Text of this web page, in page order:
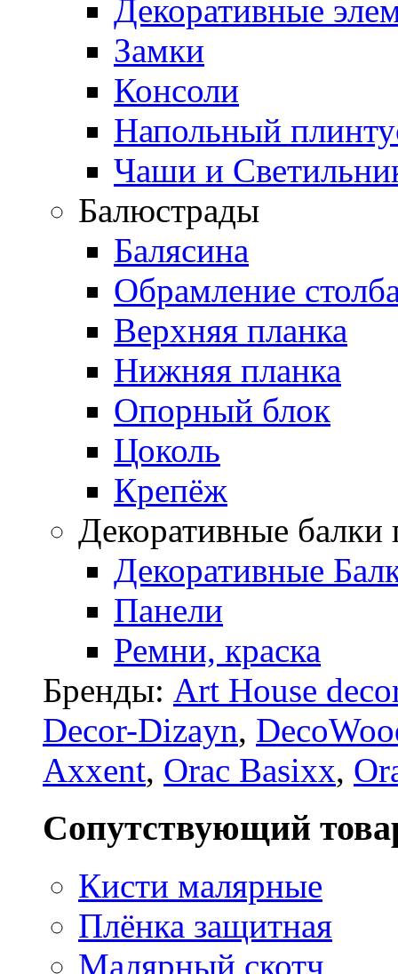
Декоративные
Замки
Консоли
Напольный
Чаши и
Балюстрады
Балясина
Обрамление
Верхняя планка
Нижняя планка
Опорный блок
Цоколь
Крепёж
Декоративные балки
Декоративные
Панели
Ремни, краска
Бренды: Art House
Decor-Dizayn,
Axxent, Orac Basixx,
Сопутствующий
Кисти малярные
Плёнка защитная
Малярный скотч